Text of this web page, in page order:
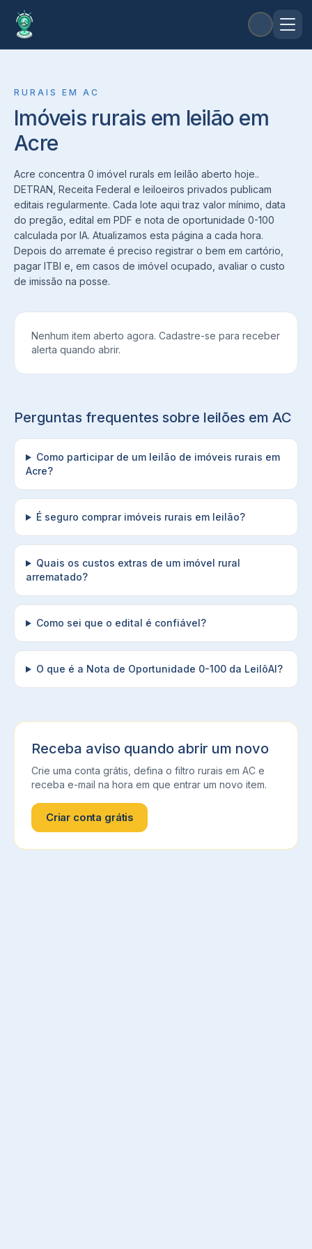
RURAIS EM AC
Imóveis rurais em leilão em
Acre
Acre concentra 0 imóvel rurals em leilão aberto hoje..
DETRAN, Receita Federal e leiloeiros privados publicam
editais regularmente. Cada lote aqui traz valor mínimo, data
do pregão, edital em PDF e nota de oportunidade 0-100
calculada por IA. Atualizamos esta página a cada hora.
Depois do arremate é preciso registrar o bem em cartório,
pagar ITBI e, em casos de imóvel ocupado, avaliar o custo
de imissão na posse.
Nenhum item aberto agora. Cadastre-se para receber
alerta quando abrir.
Perguntas frequentes sobre leilões em AC
Como participar de um leilão de imóveis rurais em
Acre?
É seguro comprar imóveis rurais em leilão?
Quais os custos extras de um imóvel rural
arrematado?
Como sei que o edital é confiável?
O que é a Nota de Oportunidade 0-100 da LeilôAI?
Receba aviso quando abrir um novo
Crie uma conta grátis, defina o filtro rurais em AC e
receba e-mail na hora em que entrar um novo item.
Criar conta grátis